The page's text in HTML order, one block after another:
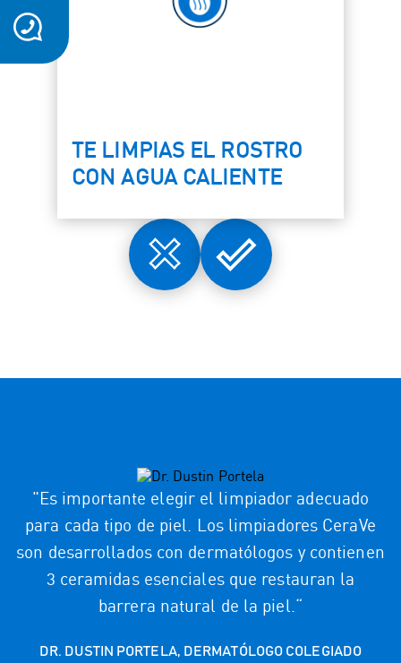
TE LIMPIAS EL ROSTRO
CON AGUA CALIENTE
Wrong Right
"Es importante elegir el limpiador adecuado
para cada tipo de piel. Los limpiadores CeraVe
son desarrollados con dermatólogos y contienen
3 ceramidas esenciales que restauran la
barrera natural de la piel.“
DR. DUSTIN PORTELA, DERMATÓLOGO COLEGIADO